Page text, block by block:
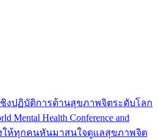
งปฏิบัติการด้านสุขภาพจิตระดับโลก
Mental Health Conference and
งให้ทุกคนหันมาสนใจดูแลสุขภาพจิต